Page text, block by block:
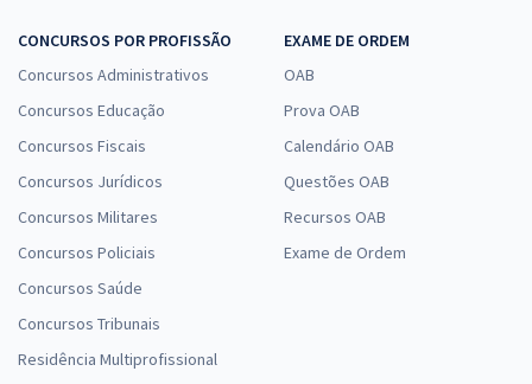
CONCURSOS POR PROFISSÃO
Concursos Administrativos
Concursos Educação
Concursos Fiscais
Concursos Jurídicos
Concursos Militares
Concursos Policiais
Concursos Saúde
Concursos Tribunais
Residência Multiprofissional
EXAME DE ORDEM
OAB
Prova OAB
Calendário OAB
Questões OAB
Recursos OAB
Exame de Ordem